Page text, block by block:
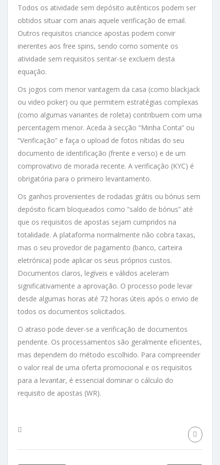
Todos os atividade sem depósito autênticos podem ser
obtidos situar com anais aquele verificação de email.
Outros requisitos criancice apostas podem convir
inerentes aos free spins, sendo como somente os
atividade sem requisitos sentar-se excluem desta
equação.
Os jogos com menor vantagem da casa (como blackjack
ou video poker) ou que permitem estratégias complexas
(como algumas variantes de roleta) contribuem com uma
percentagem menor. Aceda à secção “Minha Conta” ou
“Verificação” e faça o upload de fotos nítidas do seu
documento de identificação (frente e verso) e de um
comprovativo de morada recente. A verificação (KYC) é
obrigatória para o primeiro levantamento.
Os ganhos provenientes de rodadas grátis ou bónus sem
depósito ficam bloqueados como “saldo de bónus” até
que os requisitos de apostas sejam cumpridos na
totalidade. A plataforma normalmente não cobra taxas,
mas o seu provedor de pagamento (banco, carteira
eletrónica) pode aplicar os seus próprios custos.
Documentos claros, legíveis e válidos aceleram
significativamente a aprovação. O processo pode levar
desde algumas horas até 72 horas úteis após o envio de
todos os documentos solicitados.
O atraso pode dever-se a verificação de documentos
pendente. Os processamentos são geralmente eficientes,
mas dependem do método escolhido. Para compreender
o valor real de uma oferta promocional e os requisitos
para a levantar, é essencial dominar o cálculo do
requisito de apostas (WR).